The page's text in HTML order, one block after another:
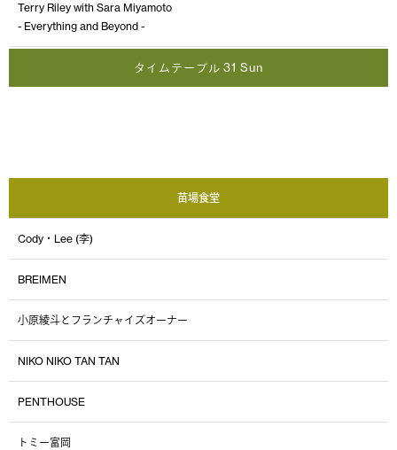
Terry Riley with Sara Miyamoto
- Everything and Beyond -
タイムテーブル 31 Sun
苗場食堂
Cody・Lee (李)
BREIMEN
小原綾斗とフランチャイズオーナー
NIKO NIKO TAN TAN
PENTHOUSE
トミー富岡